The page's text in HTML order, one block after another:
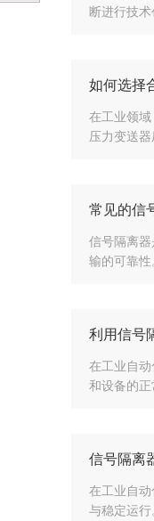
断进行技
如何选择
在工业领
压力变送
常见的信
信号隔离
输的可靠
利用信号
在工业自
和设备的
信号隔离
在工业自
与稳定运